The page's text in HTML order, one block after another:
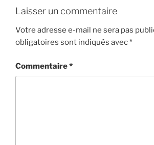
Laisser un commentaire
Votre adresse e-mail ne sera pas
obligatoires sont indiqués avec*
Commentaire*